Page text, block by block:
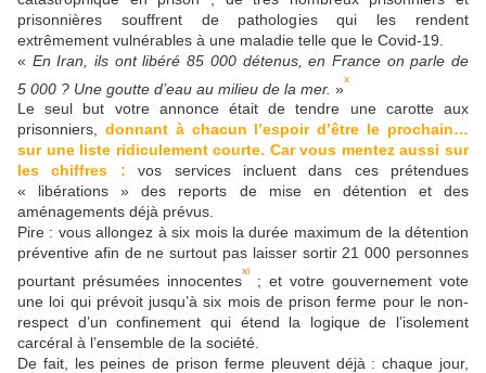
prisonnières souffrent de pathologies qui les rendent
extrêmement vulnérables à une maladie telle que le Covid-19.
« En Iran, ils ont libéré 85 000 détenus, en France on parle de
5 000 ? Une goutte d’eau au milieu de la mer. »
x
Le seul but votre annonce était de tendre une carotte aux
prisonniers, donnant à chacun l’espoir d’être le prochain…
sur une liste ridiculement courte. Car vous mentez aussi sur
les chiffres :vos services incluent dans ces prétendues
« libérations » des reports de mise en détention et des
aménagements déjà prévus.
Pire : vous allongez à six mois la durée maximum de la détention
préventive afin de ne surtout pas laisser sortir 21 000 personnes
pourtant présumées innocentes
xi
; et votre gouvernement vote
une loi qui prévoit jusqu’à six mois de prison ferme pour le non-
respect d’un confinement qui étend la logique de l’isolement
carcéral à l’ensemble de la société.
De fait, les peines de prison ferme pleuvent déjà : chaque jour,